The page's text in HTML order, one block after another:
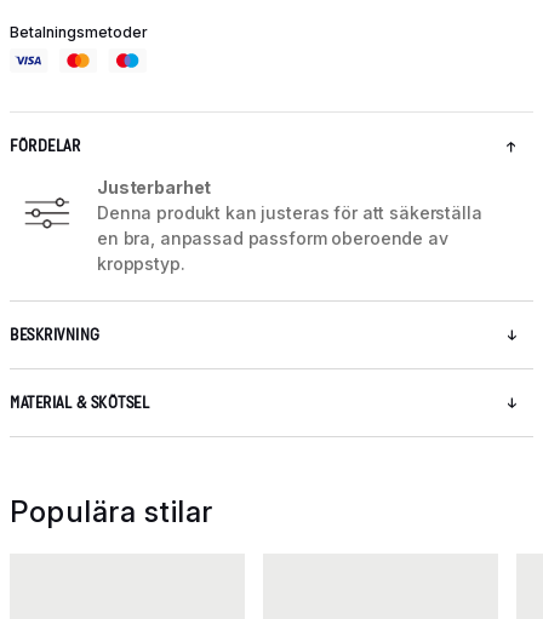
Betalningsmetoder
FÖRDELAR
Justerbarhet
Denna produkt kan justeras för att säkerställa
en bra, anpassad passform oberoende av
kroppstyp.
BESKRIVNING
MATERIAL & SKÖTSEL
Populära stilar